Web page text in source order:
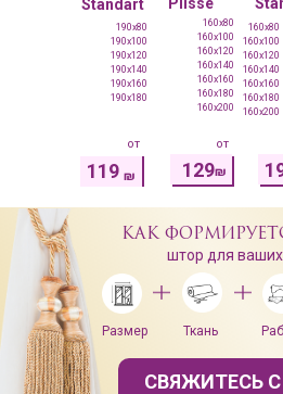
129₪
119 ₪
Standart
190x80
190x100
190x120
190x140
190x160
190x180
160x80
160x100
160x120
160x140
160x160
160x180
160x200
160x80
160x100
160x120
160x140
160x160
160x180
160x200
от от
СВЯЖИТЕСЬ
штор для
КАК
Размер Ткань